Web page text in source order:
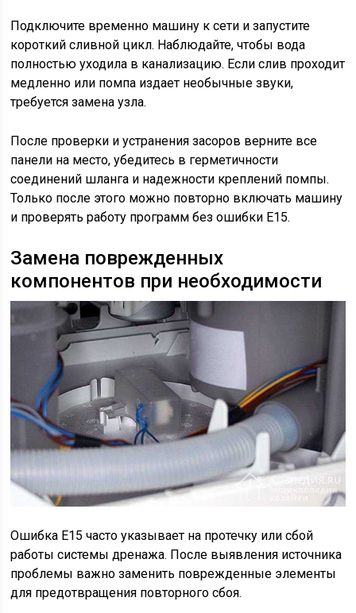
Подключите временно машину к сети и запустите
короткий сливной цикл. Наблюдайте, чтобы вода
полностью уходила в канализацию. Если слив проходит
медленно или помпа издает необычные звуки,
требуется замена узла.
После проверки и устранения засоров верните все
панели на место, убедитесь в герметичности
соединений шланга и надежности креплений помпы.
Только после этого можно повторно включать машину
и проверять работу программ без ошибки E15.
Замена поврежденных
компонентов при необходимости
Ошибка E15 часто указывает на протечку или сбой
работы системы дренажа. После выявления источника
проблемы важно заменить поврежденные элементы
для предотвращения повторного сбоя.